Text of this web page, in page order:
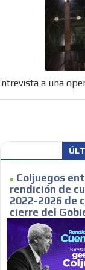
a una
Coljuegos
rendición de
2022-2026 de
cierre del